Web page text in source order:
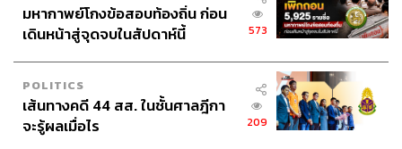
หากใครวิ่งเต้นไปหาทักษิณขอให้ดูว่าวิ่งทางไหนแล้วจะเป็น
ผล เพราะได้คุยกับทักษิณแล้วว่าจะไม่มีการปรับคณะ
รัฐมนตรี (ครม.) ในเวลานี้
มหากาพย์โกงข้อสอบท้องถิ่น ก่อน
เดินหน้าสู่จุดจบในสัปดาห์นี้
573
POLITICS
เส้นทางคดี 44 สส. ในชั้นศาลฎีกา
จะรู้ผลเมื่อไร
209